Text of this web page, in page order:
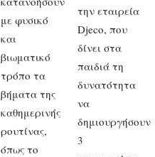
με φυσικό
και
βιωματικό
τρόπο τα
βήματα της
καθημερινής
ρουτίνας,
όπως το
την εταιρεία
Djeco, που
δίνει στα
παιδιά τη
δυνατότητα
να
δημιουργήσουν
3